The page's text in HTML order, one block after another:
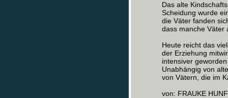
Das alte
Scheidung wurde
die Väter fanden
dass manche Väter
Heute reicht das
der Erziehung
intensiver
Unabhängig von
von Vätern, die im
von: FRAUKE